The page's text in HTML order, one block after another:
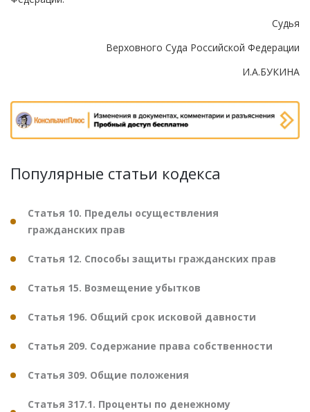
Судья
Верховного Суда Российской Федерации
И.А.БУКИНА
Популярные статьи кодекса
Статья 10. Пределы осуществления
гражданских прав
Статья 12. Способы защиты гражданских прав
Статья 15. Возмещение убытков
Статья 196. Общий срок исковой давности
Статья 209. Содержание права собственности
Статья 309. Общие положения
Статья 317.1. Проценты по денежному